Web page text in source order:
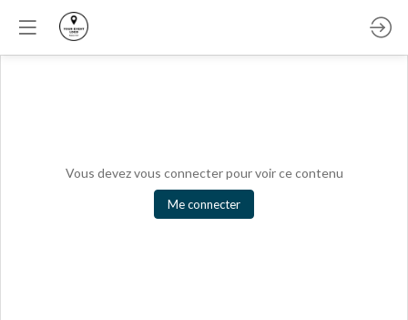
Vous devez vous connecter pour voir ce contenu
Me connecter